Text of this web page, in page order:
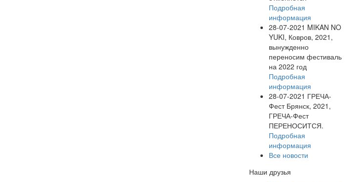
Подробная
информация
28-07-2021 MIKAN NO
YUKI, Ковров, 2021,
вынужденно
переносим фестиваль
на 2022 год
Подробная
информация
28-07-2021 ГРЕЧА-
Фест Брянск, 2021,
ГРЕЧА-Фест
ПЕРЕНОСИТСЯ.
Подробная
информация
Все новости
Наши друзья